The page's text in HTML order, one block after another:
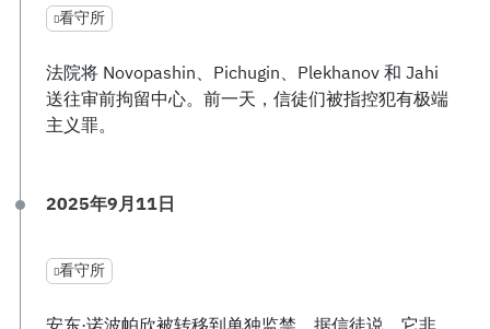
看守所
法院将 Novopashin、Pichugin、Plekhanov 和 Jahi
送往审前拘留中心。前一天，信徒们被指控犯有极端
主义罪。
2025年9月11日
看守所
安东·诺波帕欣被转移到单独监禁。据信徒说，它非